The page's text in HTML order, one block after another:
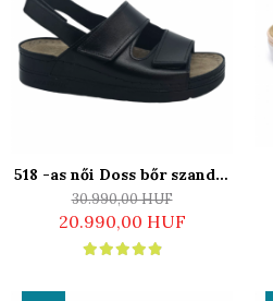
518 -as női Doss bőr szandál
- fekete - bütykös lábra
30.990,00 HUF
20.990,00 HUF